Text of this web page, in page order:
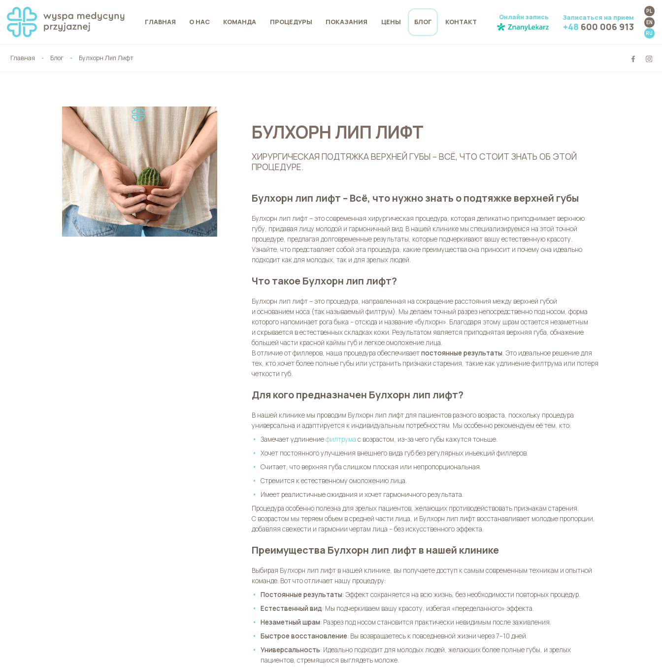
ГЛАВНАЯ О НАС КОМАНДА ПРОЦЕДУРЫ ПОКАЗАНИЯ ЦЕНЫ БЛОГ КОНТАКТ
Онлайн запись Записаться на прием
+48 600 006 913
PL
EN
RU
Главная Блог Булхорн Лип Лифт
БУЛХОРН ЛИП ЛИФТ
ХИРУРГИЧЕСКАЯ ПОДТЯЖКА ВЕРХНЕЙ ГУБЫ – ВСЁ, ЧТО СТОИТ ЗНАТЬ ОБ ЭТОЙ
ПРОЦЕДУРЕ.
Булхорн лип лифт – Всё, что нужно знать о подтяжке верхней губы
Булхорн лип лифт– это современная хирургическая процедура, которая деликатно приподнимает верхнюю
губу, придавая лицу молодой и гармоничный вид. В нашей клинике мы специализируемся на этой точной
процедуре, предлагая долговременные результаты, которые подчеркивают вашу естественную красоту.
Узнайте, что представляет собой эта процедура, какие преимущества она приносит и почему она идеально
подходит как для молодых, так и для зрелых людей.
Что такое Булхорн лип лифт?
Булхорн лип лифт– это процедура, направленная на сокращение расстояния между верхней губой
и основанием носа (так называемый филтрум). Мы делаем точный разрез непосредственно под носом, форма
которого напоминает рога быка – отсюда и название «булхорн». Благодаря этому шрам остается незаметным
и скрывается в естественных складках кожи. Результатом является приподнятая верхняя губа, обнажение
большей части красной каймы губ и легкое омоложение лица.
В отличие от филлеров, наша процедура обеспечиваетпостоянные результаты. Это идеальное решение для
тех, кто хочет более полные губы или устранить признаки старения, такие как удлинение филтрума или потеря
четкости губ.
Для кого предназначен Булхорн лип лифт?
В нашей клинике мы проводим Булхорн лип лифтдля пациентов разного возраста, поскольку процедура
универсальна и адаптируется к индивидуальным потребностям. Мы особенно рекомендуем её тем, кто:
Замечает удлинениефилтрума с возрастом, из-за чего губы кажутся тоньше.
Хочет постоянного улучшения внешнего вида губ без регулярных инъекций филлеров.
Считает, что верхняя губа слишком плоская или непропорциональная.
Стремится к естественному омоложению лица.
Имеет реалистичные ожидания и хочет гармоничного результата.
Процедура особенно полезна для зрелых пациентов, желающих противодействовать признакам старения.
С возрастом мы теряем объем в средней части лица, и Булхорн лип лифт восстанавливает молодые пропорции,
добавляя свежести и гармонии чертам лица – без искусственного эффекта.
Преимущества Булхорн лип лифт в нашей клинике
Выбирая Булхорн лип лифт в нашей клинике, вы получаете доступ к самым современным техникам и опытной
команде. Вот что отличает нашу процедуру:
Постоянные результаты: Эффект сохраняется на всю жизнь, без необходимости повторных процедур.
Естественный вид: Мы подчеркиваем вашу красоту, избегая «переделанного» эффекта.
Незаметный шрам: Разрез под носом становится практически невидимым после заживления.
Быстрое восстановление: Вы возвращаетесь к повседневной жизни через 7–10 дней.
Универсальность: Идеально подходит для молодых людей, желающих более полные губы, и зрелых
пациентов, стремящихся выглядеть моложе.